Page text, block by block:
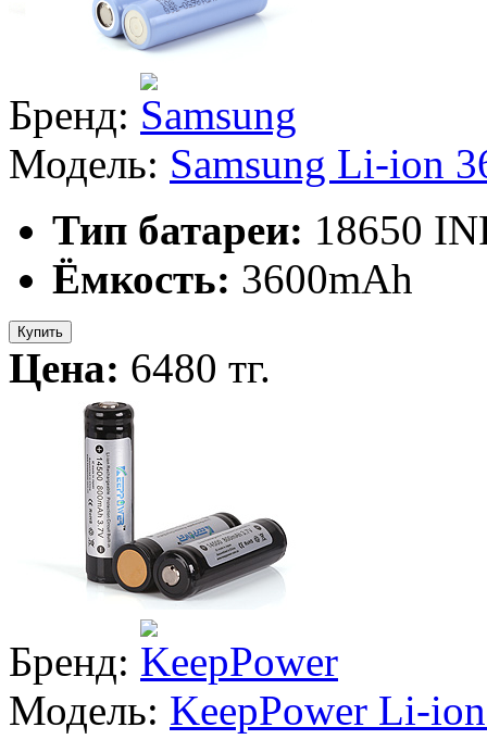
Бренд:
Модель: Samsung Li-ion
Тип батареи: 18650
Ёмкость: 3600mAh
Купить
Цена: 6480 тг.
Бренд:
Модель: KeepPower Li-